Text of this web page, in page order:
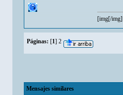
[img[/img]
Páginas: [1] 2
Mensajes similares